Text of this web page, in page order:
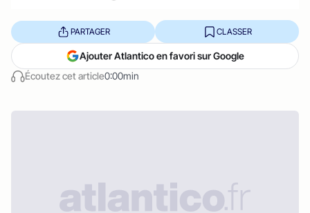
Écoutez cet article0:00min
PARTAGER CLASSER
Ajouter Atlantico en favori sur Google